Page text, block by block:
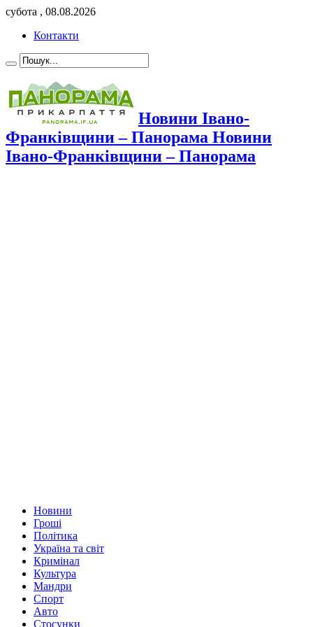
субота , 08.08.2026
Контакти
Новини Івано-
Франківщини – Панорама Новини
Івано-Франківщини – Панорама
Новини
Гроші
Політика
Україна та світ
Кримінал
Культура
Мандри
Спорт
Авто
Стосунки